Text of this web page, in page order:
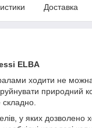
Доставка
ELBA
ходити не
природний
у яких дозволено